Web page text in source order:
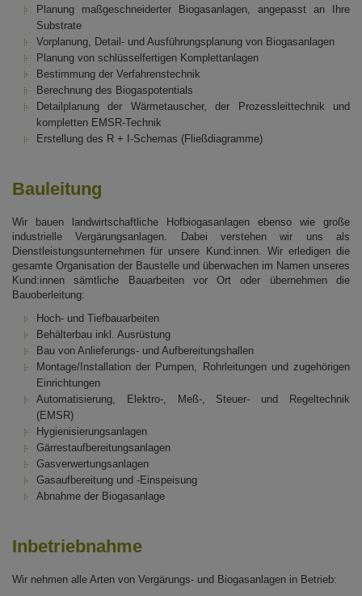
Planung maßgeschneiderter Biogasanlagen, angepasst an Ihre
Substrate
Vorplanung, Detail- und Ausführungsplanung von Biogasanlagen
Planung von schlüsselfertigen Komplettanlagen
Bestimmung der Verfahrenstechnik
Berechnung des Biogaspotentials
Detailplanung der Wärmetauscher, der Prozessleittechnik und
kompletten EMSR-Technik
Erstellung des R + I-Schemas (Fließdiagramme)
Bauleitung
Wir bauen landwirtschaftliche Hofbiogasanlagen ebenso wie große
industrielle Vergärungsanlagen. Dabei verstehen wir uns als
Dienstleistungsunternehmen für unsere Kund:innen. Wir erledigen die
gesamte Organisation der Baustelle und überwachen im Namen unseres
Kund:innen sämtliche Bauarbeiten vor Ort oder übernehmen die
Bauoberleitung:
Hoch- und Tiefbauarbeiten
Behälterbau inkl. Ausrüstung
Bau von Anlieferungs- und Aufbereitungshallen
Montage/Installation der Pumpen, Rohrleitungen und zugehörigen
Einrichtungen
Automatisierung, Elektro-, Meß-, Steuer- und Regeltechnik
(EMSR)
Hygienisierungsanlagen
Gärrestaufbereitungsanlagen
Gasverwertungsanlagen
Gasaufbereitung und -Einspeisung
Abnahme der Biogasanlage
Inbetriebnahme
Wir nehmen alle Arten von Vergärungs- und Biogasanlagen in Betrieb: